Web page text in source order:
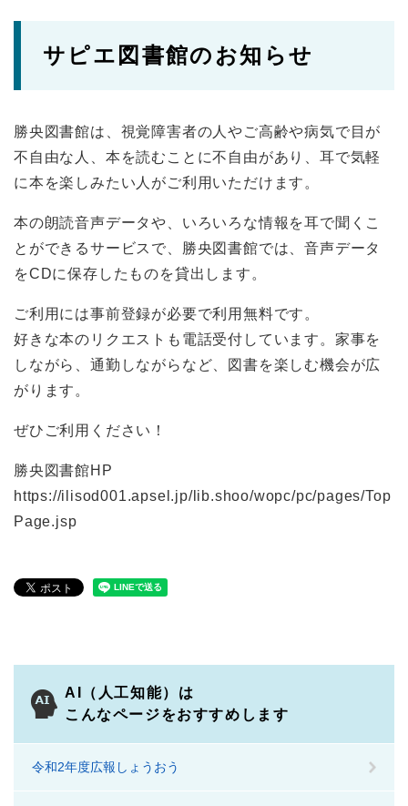
サピエ図書館のお知らせ
勝央図書館は、視覚障害者の人やご高齢や病気で目が
不自由な人、本を読むことに不自由があり、耳で気軽
に本を楽しみたい人がご利用いただけます。
本の朗読音声データや、いろいろな情報を耳で聞くこ
とができるサービスで、勝央図書館では、音声データ
をCDに保存したものを貸出します。
ご利用には事前登録が必要で利用無料です。
好きな本のリクエストも電話受付しています。家事を
しながら、通勤しながらなど、図書を楽しむ機会が広
がります。
ぜひご利用ください！
勝央図書館HP
https://ilisod001.apsel.jp/lib.shoo/wopc/pc/pages/Top
Page.jsp
AI（人工知能）は
こんなページをおすすめします
令和2年度広報しょうおう